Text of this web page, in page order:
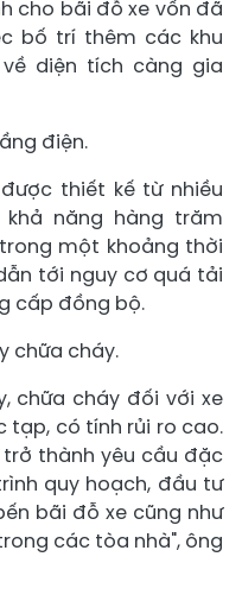
cho bãi đỗ xe vốn đã
bố trí thêm các khu
diện tích càng gia
điện.
thiết kế từ nhiều
năng hàng trăm
một khoảng thời
tới nguy cơ quá tải
cấp đồng bộ.
chữa cháy.
chữa cháy đối với xe
tạp, có tính rủi ro cao.
thành yêu cầu đặc
quy hoạch, đầu tư
bãi đỗ xe cũng như
các tòa nhà", ông